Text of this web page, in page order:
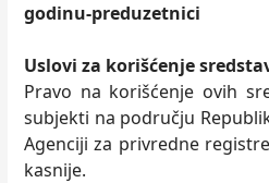
godinu-preduzetnici
Uslovi za korišćenje
Pravo na korišćenje ovih
subjekti na području
Agenciji za privredne
kasnije.